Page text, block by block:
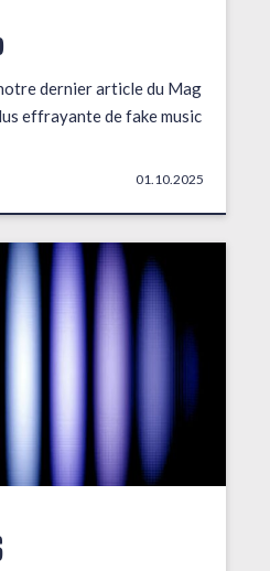
dernier article du Mag
effrayante de fake music
01.10.2025